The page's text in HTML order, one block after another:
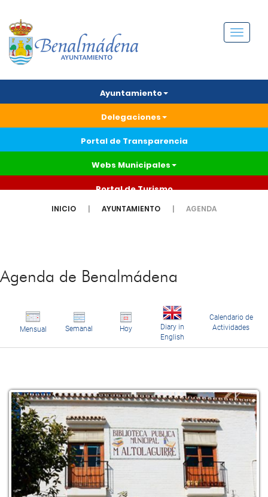
Menú
Ayuntamiento
Delegaciones
Portal de Transparencia
Webs Municipales
Portal de Turismo
INICIO AYUNTAMIENTO AGENDA
Agenda de Benalmádena
Mensual Semanal Hoy
Diary in
English
Calendario de
Actividades